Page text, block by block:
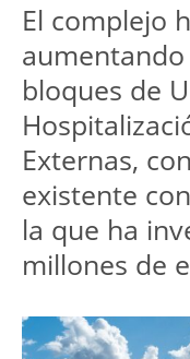
El complejo
bloques de
Externas,
existente
la que ha
millones de